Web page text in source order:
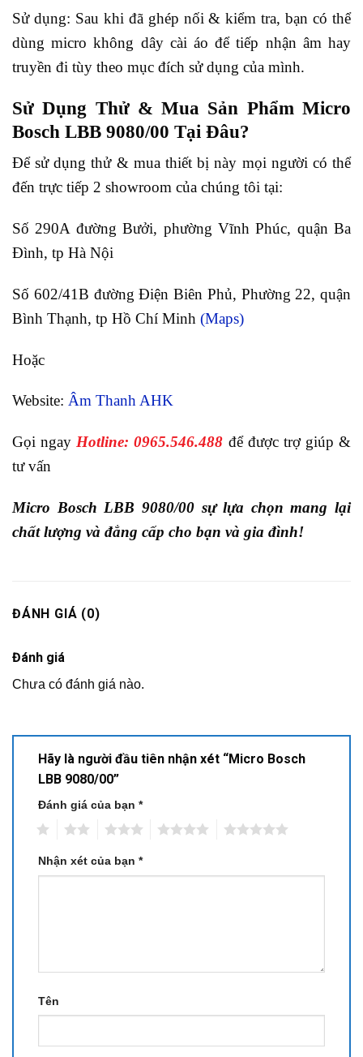
Sử dụng: Sau khi đã ghép nối & kiểm tra, bạn có thể
dùng micro không dây cài áo để tiếp nhận âm hay
truyền đi tùy theo mục đích sử dụng của mình.
Sử Dụng Thử & Mua Sản Phẩm Micro
Bosch LBB 9080/00 Tại Đâu?
Để sử dụng thử & mua thiết bị này mọi người có thể
đến trực tiếp 2 showroom của chúng tôi tại:
Số 290A đường Bưởi, phường Vĩnh Phúc, quận Ba
Đình, tp Hà Nội
Số 602/41B đường Điện Biên Phủ, Phường 22, quận
Bình Thạnh, tp Hồ Chí Minh (Maps)
Hoặc
Website: Âm Thanh AHK
Gọi ngay Hotline: 0965.546.488 để được trợ giúp &
tư vấn
Micro Bosch LBB 9080/00 sự lựa chọn mang lại
chất lượng và đẳng cấp cho bạn và gia đình!
ĐÁNH GIÁ (0)
Đánh giá
Chưa có đánh giá nào.
Hãy là người đầu tiên nhận xét “Micro Bosch
LBB 9080/00”
Đánh giá của bạn *
Nhận xét của bạn *
Tên